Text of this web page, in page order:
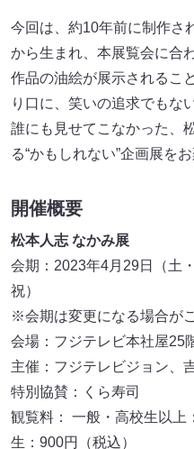
今回は、約10年前に制作さ
から生まれ、本展覧会に合
作品の油絵が展示されるこ
り口に、笑いの追求でもな
誰にも見せてこなかった、
る“かもしれない”企画展を
開催概要
松本人志 なかみ展
会期：2023年4月29日（土
祝）
※会期は変更になる場合が
会場：フジテレビ本社屋25
主催：フジテレビジョン、
特別協賛：くら寿司
観覧料： 一般・高校生以上
生：900円（税込）